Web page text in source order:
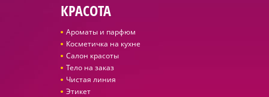
КРАСОТА
Ароматы и парфюм
Косметичка на кухне
Салон красоты
Тело на заказ
Чистая линия
Этикет